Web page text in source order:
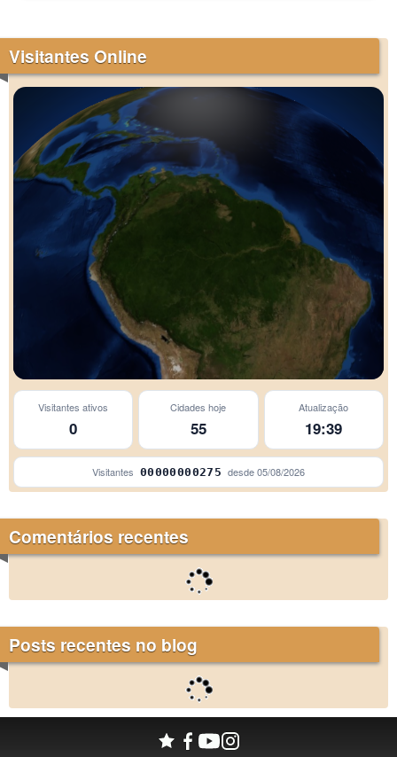
Visitantes Online
Visitantes ativos
0
Cidades hoje
55
Atualização
19:39
Visitantes 00000000275 desde05/08/2026
Comentários recentes
Posts recentes no blog